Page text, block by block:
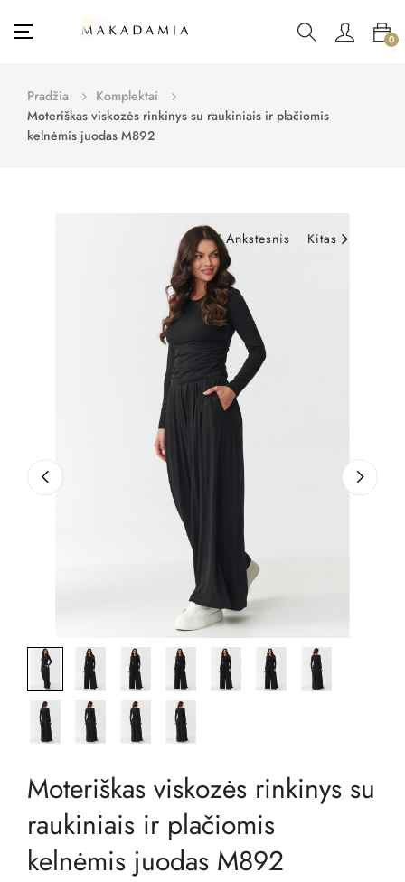
Toggle
☰ 0
Pradžia
Komplektai
Moteriškas viskozės rinkinys su raukiniais ir plačiomis
kelnėmis juodas M892
Ankstesnis Kitas
Moteriškas viskozės rinkinys su
raukiniais ir plačiomis
kelnėmis juodas M892